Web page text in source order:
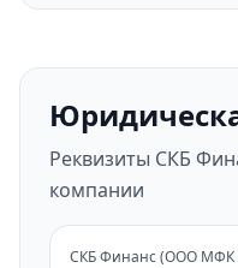
Реквизиты СКБ
компании
СКБ Финанс (ООО МФК